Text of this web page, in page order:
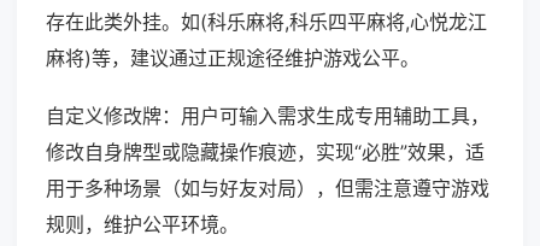
存在此类外挂。如(科乐麻将,科乐四平麻将,心悦龙江
麻将)等，建议通过正规途径维护游戏公平。
自定义修改牌：用户可输入需求生成专用辅助工具，
修改自身牌型或隐藏操作痕迹，实现“必胜”效果，适
用于多种场景（如与好友对局），但需注意遵守游戏
规则，维护公平环境。